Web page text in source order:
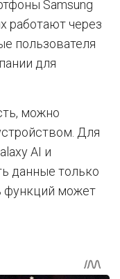
Samsung
работают через
пользователя
для
можно
Для
AI и
данные только
функций может